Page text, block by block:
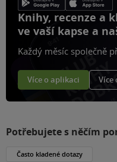
Knihy, recenze a
ve vaší kapse a
Každý měsíc společně
Více o aplikaci Více
Potřebujete s něčím
Často kladené dotazy